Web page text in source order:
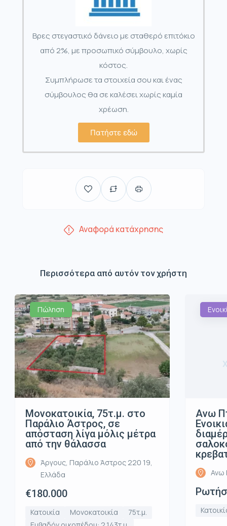
Βρες στεγαστικό δάνειο με σταθερό επιτόκιο
από 2%, με προσωπικό σύμβουλο, χωρίς
κόστος.
Συμπλήρωσε τα στοιχεία σου και ένας
σύμβουλος θα σε καλέσει χωρίς καμία
χρέωση.
Πατήστε εδώ
Αναφορά κατάχρησης
Περισσότερα από αυτόν τον χρήστη
Πώληση
Μονοκατοικία, 75τ.μ. στο
Παράλιο Άστρος, σε
απόσταση λίγα μόλις μέτρα
από την θάλασσα
Άργους, Παράλιο Άστρος 220 19,
Ελλάδα
€180.000
Κατοικία Μονοκατοικία
75τ.μ.
Ανω
Ανω